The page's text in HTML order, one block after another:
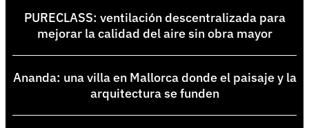
PURECLASS: ventilación descentralizada para
mejorar la calidad del aire sin obra mayor
Ananda: una villa en Mallorca donde el paisaje y la
arquitectura se funden